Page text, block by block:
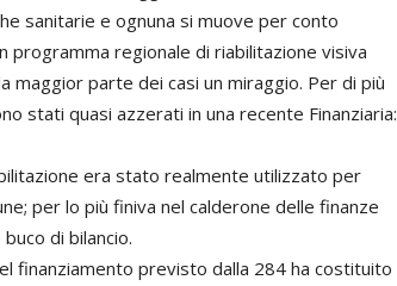
sanitarie e ognuna si muove per conto
programma regionale di riabilitazione visiva
maggior parte dei casi un miraggio. Per di più
stati quasi azzerati in una recente Finanziaria:
era stato realmente utilizzato per
per lo più finiva nel calderone delle finanze
di bilancio.
finanziamento previsto dalla 284 ha costituito